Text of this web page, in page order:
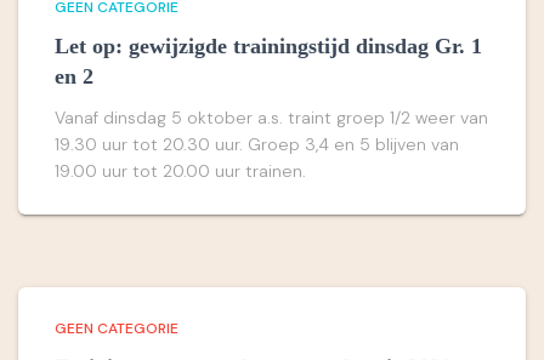
GEEN CATEGORIE
Let op: gewijzigde trainingstijd dinsdag Gr. 1
en 2
Vanaf dinsdag 5 oktober a.s. traint groep 1/2 weer van
19.30 uur tot 20.30 uur. Groep 3,4 en 5 blijven van
19.00 uur tot 20.00 uur trainen.
GEEN CATEGORIE